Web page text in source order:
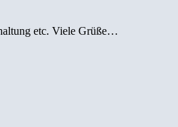
etc. Viele Grüße…